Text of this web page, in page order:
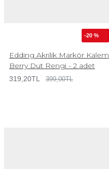
-20 %
Edding Akrilik Markör Kalem
Berry Dut Rengi - 2 adet
319,20TL 399,00TL